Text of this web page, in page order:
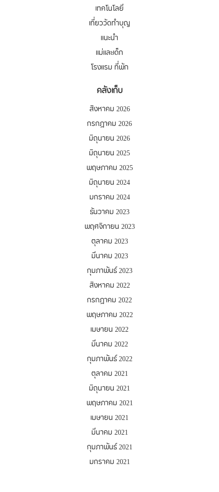
เทคโนโลยี
เที่ยววัดทำบุญ
แนะนำ
แม่และเด็ก
โรงแรม ที่พัก
คลังเก็บ
สิงหาคม 2026
กรกฎาคม 2026
มิถุนายน 2026
มิถุนายน 2025
พฤษภาคม 2025
มิถุนายน 2024
มกราคม 2024
ธันวาคม 2023
พฤศจิกายน 2023
ตุลาคม 2023
มีนาคม 2023
กุมภาพันธ์ 2023
สิงหาคม 2022
กรกฎาคม 2022
พฤษภาคม 2022
เมษายน 2022
มีนาคม 2022
กุมภาพันธ์ 2022
ตุลาคม 2021
มิถุนายน 2021
พฤษภาคม 2021
เมษายน 2021
มีนาคม 2021
กุมภาพันธ์ 2021
มกราคม 2021